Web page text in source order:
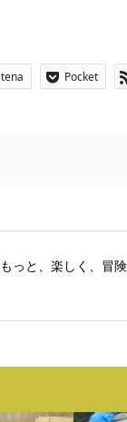
Pocket
っと、楽しく、冒険